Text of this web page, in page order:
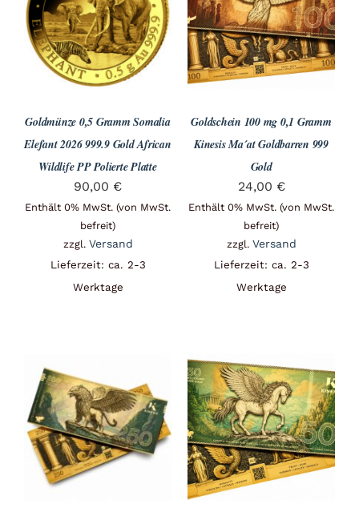
Angebote
Über Uns
Mein Konto
Goldmünze 0,5 Gramm Somalia
Elefant 2026 999.9 Gold African
Wildlife PP Polierte Platte
90,00 €
Enthält 0% MwSt. (von MwSt.
befreit)
zzgl. Versand
Lieferzeit: ca. 2-3
Werktage
Goldschein 100 mg 0,1 Gramm
Kinesis Ma´at Goldbarren 999
Gold
24,00 €
Enthält 0% MwSt. (von MwSt.
befreit)
zzgl. Versand
Lieferzeit: ca. 2-3
Werktage